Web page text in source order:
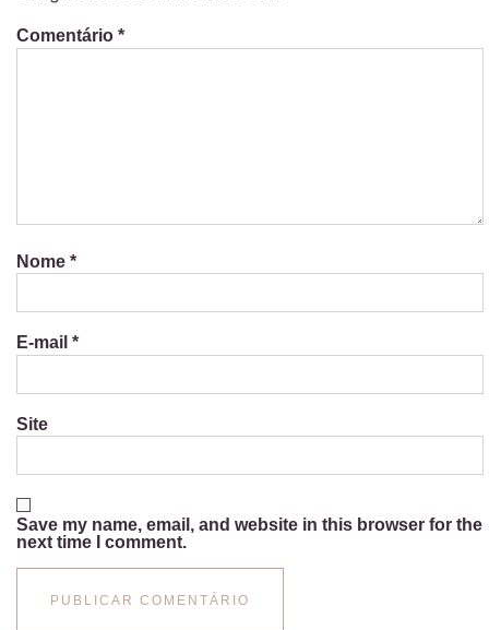
Comentário *
Nome *
E-mail *
Site
Save my name, email, and website in this browser for the
next time I comment.